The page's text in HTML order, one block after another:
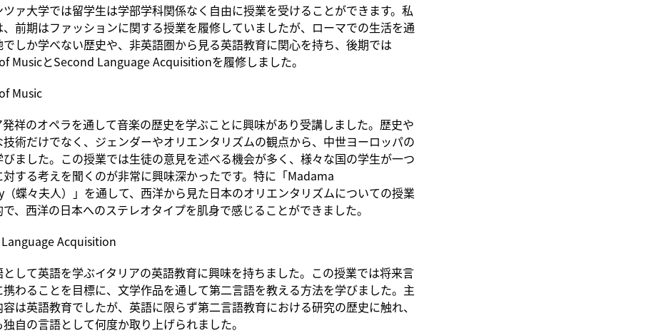
ツァ大学では留学生は学部学科関係なく自由に授業を受けることができます。私
、前期はファッションに関する授業を履修していましたが、ローマでの生活を通
でしか学べない歴史や、非英語圏から見る英語教育に関心を持ち、後期では
MusicとSecond Language Acquisitionを履修しました。
Music
発祥のオペラを通して音楽の歴史を学ぶことに興味があり受講しました。歴史や
術だけでなく、ジェンダーやオリエンタリズムの観点から、中世ヨーロッパの
びました。この授業では生徒の意見を述べる機会が多く、様々な国の学生が一つ
対する考えを聞くのが非常に興味深かったです。特に「Madama
蝶々夫人）」を通して、西洋から見た日本のオリエンタリズムについての授業
、西洋の日本へのステレオタイプを肌身で感じることができました。
Acquisition
して英語を学ぶイタリアの英語教育に興味を持ちました。この授業では将来言
わることを目標に、文学作品を通して第二言語を教える方法を学びました。主
容は英語教育でしたが、英語に限らず第二言語教育における研究の歴史に触れ、
自の言語として何度か取り上げられました。